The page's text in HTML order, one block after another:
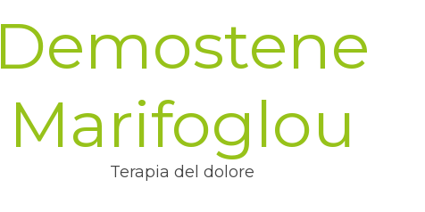
Demostene
Marifoglou
Terapia del dolore